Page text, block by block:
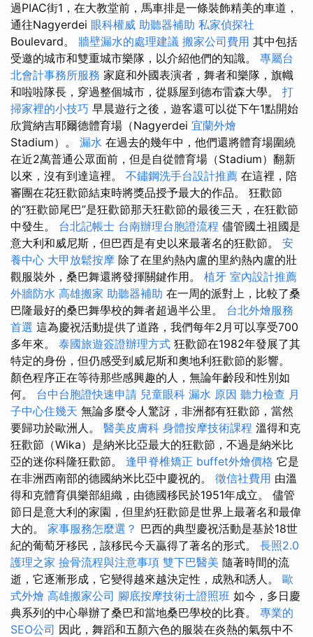
過PIAC街1，在大教堂前，馬車排是一條裝飾精美的車道，
通往Nagyerdei 眼科權威 助聽器補助 私家偵探社
Boulevard。 牆壁漏水的處理建議 搬家公司費用 其中包括
受邀的城市和雙重城市樂隊，以介紹他們的知識。 專屬台
北會計事務所服務 家庭和外國表演者，舞者和樂隊，旗幟
和啦啦隊長，穿過整個城市，從縣屋到德布雷森大學。 打
掃家裡的小技巧 早晨遊行之後，遊客還可以從下午1點開始
欣賞納吉耶爾德體育場（Nagyerdei 宜蘭外燴
Stadium）。 漏水 在過去的幾年中，他們還將體育場圍繞
在近2萬普通公眾面前，但是自從體育場（Stadium）翻新
以來，沒有到達這裡。 不鏽鋼洗手台設計推薦 在這裡，陪
審團在花狂歡節結束時將獎品授予最大的作品。 狂歡節
的“狂歡節尾巴”是狂歡節那天狂歡節的最後三天，在狂歡節
中發生。 台北記帳士 台南辦理台胞證流程 儘管國土祖國是
意大利和威尼斯，但巴西是有史以來最著名的狂歡節。 安
養中心 大甲放鬆按摩 除了在里約熱內盧的里約熱內盧的壯
觀服裝外，桑巴舞還將發揮關鍵作用。 植牙 室內設計推薦
外牆防水 高雄搬家 助聽器補助 在一周的派對上，比較了桑
巴隆最好的桑巴舞學校的舞者超過半公里。 台北外燴服務
首選 這為慶祝活動提供了道路，我們每年2月可以享受700
多年來。 泰國旅遊簽證辦理方式 狂歡節在1982年發展了其
特定的身份，但仍感受到威尼斯和奧地利狂歡節的影響。
顏色程序正在等待那些感興趣的人，無論年齡段和性別如
何。 台中台胞證快速申請 兒童眼科 漏水 原因 聽力檢查 月
子中心住幾天 無論多麼令人驚訝，非洲都有狂歡節，當然
要歸功於歐洲人。 醫美皮膚科 身體按摩技術課程 溫得和克
狂歡節（Wika）是納米比亞最大的狂歡節，不過是納米比
亞的迷你科隆狂歡節。 逢甲脊椎矯正 buffet外燴價格 它是
在非洲西南部的德國納米比亞中慶祝的。 徵信社費用 由溫
得和克體育俱樂部組織，由德國移民於1951年成立。 儘管
節日是意大利的家園，但里約狂歡節是世界上最著名和最偉
大的。 家事服務怎麼選？ 巴西的典型慶祝活動是基於18世
紀的葡萄牙移民，該移民今天贏得了著名的形式。 長照2.0
護理之家 撿骨流程與注意事項 雙下巴醫美 隨著時間的流
逝，它逐漸形成，它變得越來越決定性，成熟和誘人。 歐
式外燴 高雄搬家公司 腳底按摩技術士證照班 如今，多日慶
典系列的中心舉辦了桑巴和當地桑巴學校的比賽。 專業的
SEO公司 因此，舞蹈和五顏六色的服裝在炎熱的氣氛中不